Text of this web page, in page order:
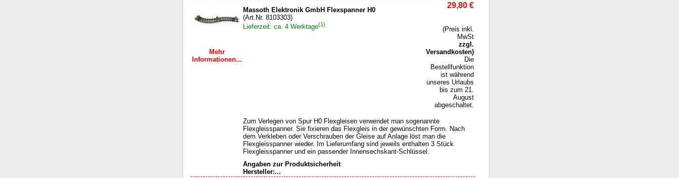
Mehr
Informationen...
Massoth Elektronik GmbH Flexspanner H0
(Art.Nr. 8103303)
Lieferzeit: ca. 4 Werktage(1)
29,80 €
(Preis inkl.
MwSt
zzgl.
Versandkosten)
Die
Bestellfunktion
ist während
unseres Urlaubs
bis zum 21.
August
abgeschaltet.
Zum Verlegen von Spur H0 Flexgleisen verwendet man sogenannte
Flexgleisspanner. Sie fixieren das Flexgleis in der gewünschten Form. Nach
dem Verkleben oder Verschrauben der Gleise auf Anlage löst man die
Flexgleisspanner wieder. Im Lieferumfang sind jeweils enthalten 3 Stück
Flexgleisspanner und ein passender Innensechskant-Schlüssel.
Angaben zur Produktsicherheit
Hersteller:...